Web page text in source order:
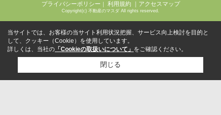
プライバシーポリシー 利用規約 ｜アクセスマップ
Copyright(c) 不動産のマスダ All rights reserved.
当サイトでは、お客様の当サイト利用状況把握、サービス向上検討を目的と
して、クッキー（Cookie）を使用しています。
詳しくは、当社の 「Cookieの取扱いについて」 をご確認ください。
閉じる